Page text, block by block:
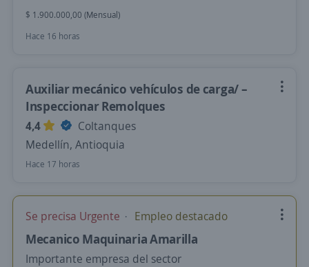
$ 1.900.000,00 (Mensual)
Hace 16 horas
Auxiliar mecánico vehículos de carga/ –
Inspeccionar Remolques
4,4
Coltanques
Medellín, Antioquia
Hace 17 horas
Se precisa Urgente Empleo destacado
Mecanico Maquinaria Amarilla
Importante empresa del sector